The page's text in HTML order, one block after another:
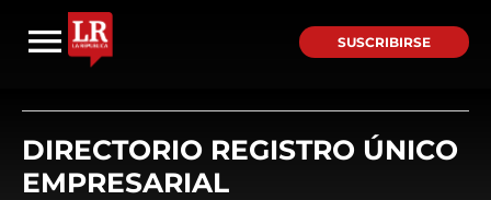
SUSCRIBIRSE
DIRECTORIO REGISTRO ÚNICO
EMPRESARIAL